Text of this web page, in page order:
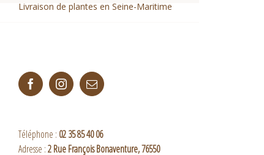
Livraison de plantes en Seine-Maritime
FacebookInstagramEmail
Téléphone : 02 35 85 40 06
Adresse :2 Rue François Bonaventure, 76550